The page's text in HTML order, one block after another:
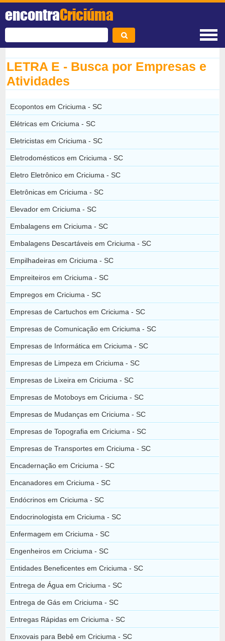
encontraCriciúma
LETRA E - Busca por Empresas e
Atividades
Ecopontos em Criciuma - SC
Elétricas em Criciuma - SC
Eletricistas em Criciuma - SC
Eletrodomésticos em Criciuma - SC
Eletro Eletrônico em Criciuma - SC
Eletrônicas em Criciuma - SC
Elevador em Criciuma - SC
Embalagens em Criciuma - SC
Embalagens Descartáveis em Criciuma - SC
Empilhadeiras em Criciuma - SC
Empreiteiros em Criciuma - SC
Empregos em Criciuma - SC
Empresas de Cartuchos em Criciuma - SC
Empresas de Comunicação em Criciuma - SC
Empresas de Informática em Criciuma - SC
Empresas de Limpeza em Criciuma - SC
Empresas de Lixeira em Criciuma - SC
Empresas de Motoboys em Criciuma - SC
Empresas de Mudanças em Criciuma - SC
Empresas de Topografia em Criciuma - SC
Empresas de Transportes em Criciuma - SC
Encadernação em Criciuma - SC
Encanadores em Criciuma - SC
Endócrinos em Criciuma - SC
Endocrinologista em Criciuma - SC
Enfermagem em Criciuma - SC
Engenheiros em Criciuma - SC
Entidades Beneficentes em Criciuma - SC
Entrega de Água em Criciuma - SC
Entrega de Gás em Criciuma - SC
Entregas Rápidas em Criciuma - SC
Enxovais para Bebê em Criciuma - SC